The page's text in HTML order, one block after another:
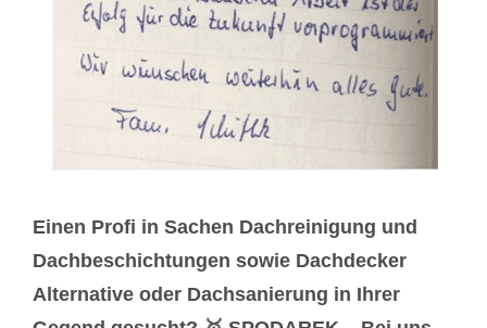
Einen Profi in Sachen Dachreinigung und
Dachbeschichtungen sowie Dachdecker
Alternative oder Dachsanierung in Ihrer